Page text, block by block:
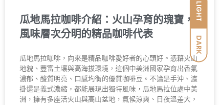
LIGHT
DARK
瓜地馬拉咖啡介紹：火山孕育的瑰寶，
風味層次分明的精品咖啡代表
瓜地馬拉咖啡，向來是精品咖啡愛好者的心頭好。憑藉火山
地貌、豐富土壤與高海拔環境，這個中美洲國家孕育出香氣
濃郁、酸質明亮、口感均衡的優質咖啡豆。不論是手沖、濾
掛還是義式濃縮，都能展現出獨特風味，瓜地馬拉位處中美
洲，擁有多座活火山與高山盆地，氣候涼爽、日夜溫差大，